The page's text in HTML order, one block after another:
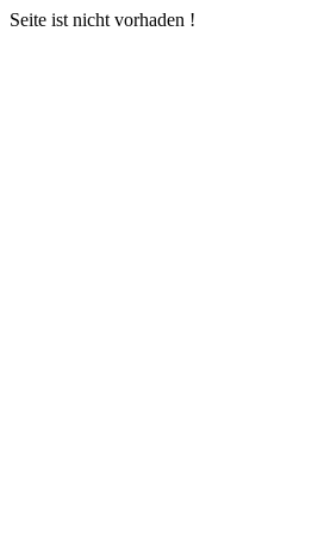
Seite ist nicht vorhaden !